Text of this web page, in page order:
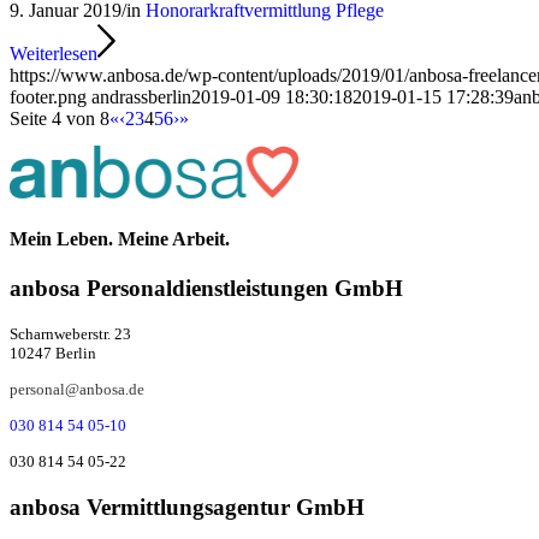
9. Januar 2019/in Honorarkraftvermittlung Pflege
Weiterlesen
https://www.anbosa.de/wp-content/uploads/2019/01/anbosa-
footer.png andrassberlin2019-01-09 18:30:182019-01-15 17:28:39
Seite 4 von 8«‹23456›»
Mein Leben. Meine Arbeit.
anbosa Per­­­so­­nal­­dienst­­leis­­tung­­en GmbH
Scharnweberstr. 23
10247 Berlin
personal@anbosa.de
030 814 54 05-10
030 814 54 05-22
anbosa Ver­mitt­lungs­agen­tur GmbH